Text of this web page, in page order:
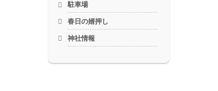
駐車場
春日の婿押し
神社情報